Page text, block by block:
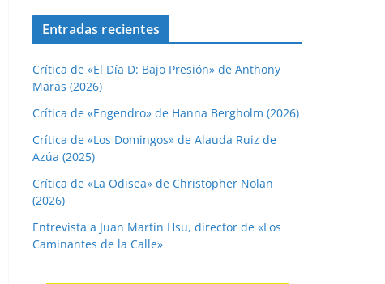
Entradas recientes
Crítica de «El Día D: Bajo Presión» de Anthony
Maras (2026)
Crítica de «Engendro» de Hanna Bergholm (2026)
Crítica de «Los Domingos» de Alauda Ruiz de
Azúa (2025)
Crítica de «La Odisea» de Christopher Nolan
(2026)
Entrevista a Juan Martín Hsu, director de «Los
Caminantes de la Calle»